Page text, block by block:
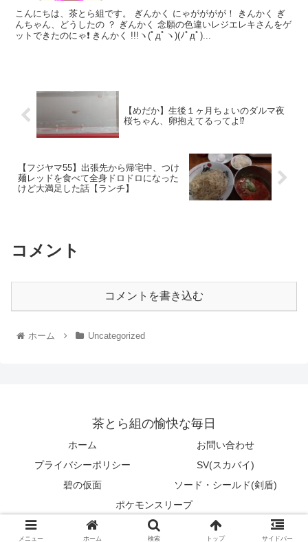
こんにちは、茶とら組です。 ぎんかく にゃがががが！ きんかく ぎ
んちゃん、どうしたの ？ ぎんかく 念願の色違いレジエレキさんをゲ
ットできたのにゃ❗️ きんかく !!!ヽ(ﾟдﾟヽ)(ﾉﾟдﾟ)...
【めだか】生後１ヶ月ちょいのダルマ夜
桜ちゃん、卵抱えてるってよ⁉️
【フジヤマ55】出張先から帰宅中、つけ
麺レッドを食べて全身ドロドロになった
けど大満足した話【ランチ】
コメント
コメントを書き込む
ホーム Uncategorized
茶とら組の愉快な毎日
ホーム
お問い合わせ
プライバシーポリシー
SV(スカバイ)
碧の仮面
ソード・シールド(剣盾)
ポケモンスリープ
© 2021 茶とら組の愉快な毎日.
メニュー ホーム 検索 トップ サイドバー